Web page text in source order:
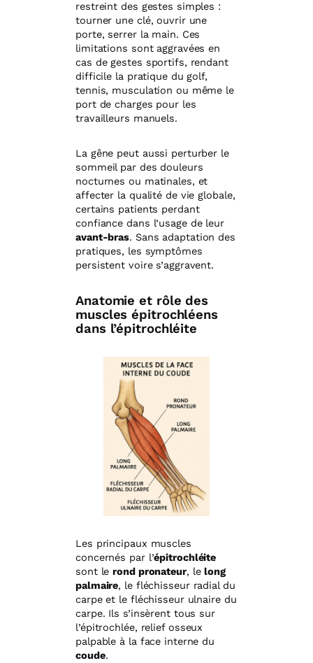
restreint des gestes simples :
tourner une clé, ouvrir une
porte, serrer la main. Ces
limitations sont aggravées en
cas de gestes sportifs, rendant
difficile la pratique du golf,
tennis, musculation ou même le
port de charges pour les
travailleurs manuels.
La gêne peut aussi perturber le
sommeil par des douleurs
nocturnes ou matinales, et
affecter la qualité de vie globale,
certains patients perdant
confiance dans l’usage de leur
avant-bras. Sans adaptation des
pratiques, les symptômes
persistent voire s’aggravent.
Anatomie et rôle des
muscles épitrochléens
dans l’épitrochléite
Les principaux muscles
concernés par l’épitrochléite
sont lerond pronateur, lelong
palmaire, le fléchisseur radial du
carpe et le fléchisseur ulnaire du
carpe. Ils s’insèrent tous sur
l’épitrochlée, relief osseux
palpable à la face interne du
coude.